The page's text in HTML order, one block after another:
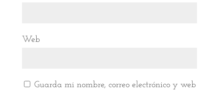
Web
Guarda mi nombre, correo electrónico y web